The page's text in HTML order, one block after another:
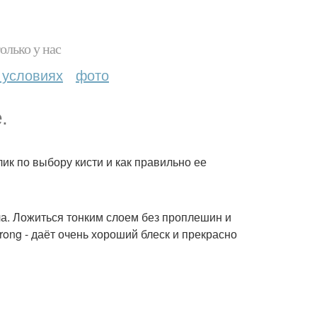
у нас
фото
по выбору кисти и как правильно ее
Ложиться тонким слоем без проплешин и
- даёт очень хороший блеск и прекрасно